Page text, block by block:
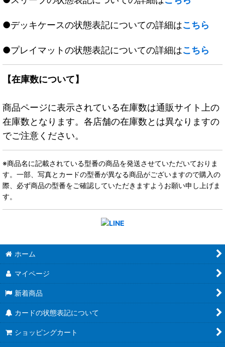
●デッキケースの状態表記についての詳細はこちら
●プレイマットの状態表記についての詳細はこちら
【在庫数について】
商品ページに表示されている在庫数は通販サイト上の
在庫数となります。各店舗の在庫数とは異なりますの
でご注意ください。
※商品名に記載されている型番の商品を発送させていただいておりま
す。一部、写真とカードの型番が異なる商品がございますので購入の
際、必ず商品の型番をご確認していただきますようお願い申し上げま
す。
ホーム
マイページ
新着商品
カードの状態表記について
ショッピングカート